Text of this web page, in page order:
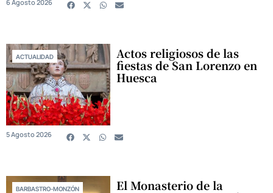
6 Agosto 2026
ACTUALIDAD Actos religiosos de las
fiestas de San Lorenzo en
Huesca
5 Agosto 2026
BARBASTRO-MONZÓN El Monasterio de la